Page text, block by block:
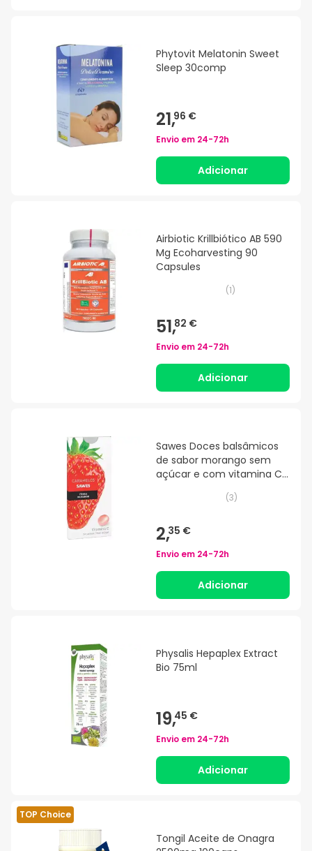
Phytovit Melatonin Sweet
Sleep 30comp
21,96 €
Envio em 24-72h
Adicionar
Airbiotic Krillbiótico AB 590
Mg Ecoharvesting 90
Capsules
(1)
51,82 €
Envio em 24-72h
Adicionar
Sawes Doces balsâmicos
de sabor morango sem
açúcar e com vitamina C
(3)
2,35 €
Envio em 24-72h
Adicionar
Physalis Hepaplex Extract
Bio 75ml
19,45 €
Envio em 24-72h
Adicionar
TOP Choice
Tongil Aceite de Onagra